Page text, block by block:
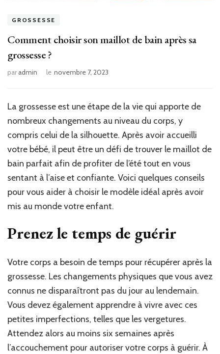
GROSSESSE
Comment choisir son maillot de bain après sa
grossesse ?
paradmin le novembre 7, 2023
La grossesse est une étape de la vie qui apporte de
nombreux changements au niveau du corps, y
compris celui de la silhouette. Après avoir accueilli
votre bébé, il peut être un défi de trouver le maillot de
bain parfait afin de profiter de l’été tout en vous
sentant à l’aise et confiante. Voici quelques conseils
pour vous aider à choisir le modèle idéal après avoir
mis au monde votre enfant.
Prenez le temps de guérir
Votre corps a besoin de temps pour récupérer après la
grossesse. Les changements physiques que vous avez
connus ne disparaîtront pas du jour au lendemain.
Vous devez également apprendre à vivre avec ces
petites imperfections, telles que les vergetures.
Attendez alors au moins six semaines après
l’accouchement pour autoriser votre corps à guérir. À